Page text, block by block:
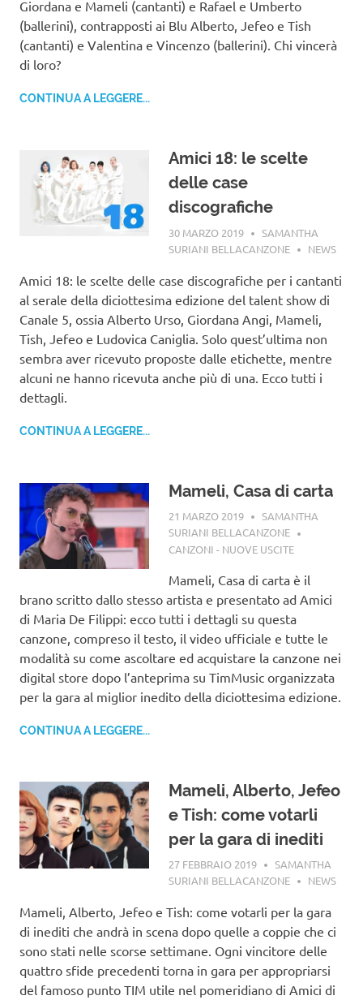
Giordana e Mameli (cantanti) e Rafael e Umberto
(ballerini), contrapposti ai Blu Alberto, Jefeo e Tish
(cantanti) e Valentina e Vincenzo (ballerini). Chi vincerà
di loro?
CONTINUA A LEGGERE...
Amici 18: le scelte
delle case
discografiche
30 MARZO 2019
SAMANTHA
SURIANI BELLACANZONE
NEWS
Amici 18: le scelte delle case discografiche per i cantanti
al serale della diciottesima edizione del talent show di
Canale 5, ossia Alberto Urso, Giordana Angi, Mameli,
Tish, Jefeo e Ludovica Caniglia. Solo quest’ultima non
sembra aver ricevuto proposte dalle etichette, mentre
alcuni ne hanno ricevuta anche più di una. Ecco tutti i
dettagli.
CONTINUA A LEGGERE...
Mameli, Casa di carta
21 MARZO 2019
SAMANTHA
SURIANI BELLACANZONE
CANZONI - NUOVE USCITE
Mameli, Casa di carta è il
brano scritto dallo stesso artista e presentato ad Amici
di Maria De Filippi: ecco tutti i dettagli su questa
canzone, compreso il testo, il video ufficiale e tutte le
modalità su come ascoltare ed acquistare la canzone nei
digital store dopo l’anteprima su TimMusic organizzata
per la gara al miglior inedito della diciottesima edizione.
CONTINUA A LEGGERE...
Mameli, Alberto, Jefeo
e Tish: come votarli
per la gara di inediti
27 FEBBRAIO 2019
SAMANTHA
SURIANI BELLACANZONE
NEWS
Mameli, Alberto, Jefeo e Tish: come votarli per la gara
di inediti che andrà in scena dopo quelle a coppie che ci
sono stati nelle scorse settimane. Ogni vincitore delle
quattro sfide precedenti torna in gara per appropriarsi
del famoso punto TIM utile nel pomeridiano di Amici di